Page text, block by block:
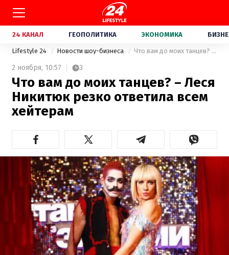
24 КАНАЛ ГЕОПОЛИТИКА ЭКОНОМИКА
Lifestyle 24 Новости шоу-бизнеса Что вам до моих танцев? – Леся Никитюк резко ответила всем хейтерам
2 ноября, 10:57 3
Что вам до моих танцев? – Леся
Никитюк резко ответила всем
хейтерам